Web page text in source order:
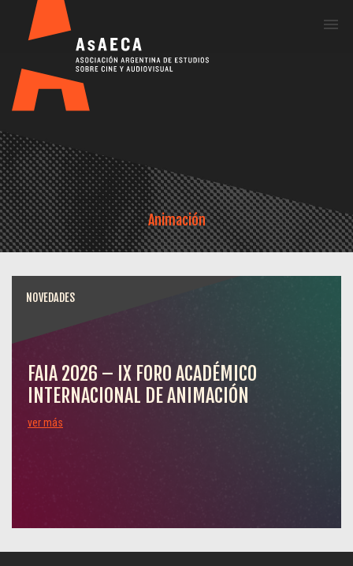
Animación
NOVEDADES
FAIA 2026 – IX FORO ACADÉMICO
INTERNACIONAL DE ANIMACIÓN
ver más